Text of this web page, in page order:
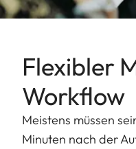
Flexibler
Workflow
Meistens müssen
Minuten nach der